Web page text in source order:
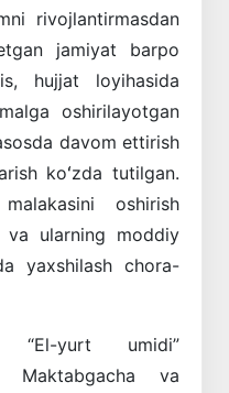
rivojlantirmasdan
jamiyat barpo
hujjat loyihasida
oshirilayotgan
davom ettirish
koʻzda tutilgan.
oshirish
va ularning moddiy
yaxshilash chora-
“El-yurt umidi”
Maktabgacha va